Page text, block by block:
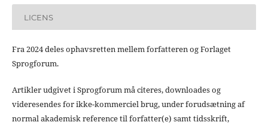
LICENS
Fra 2024 deles ophavsretten mellem forfatteren og Forlaget
Sprogforum.
Artikler udgivet i Sprogforum må citeres, downloades og
videresendes for ikke-kommerciel brug, under forudsætning af
normal akademisk reference til forfatter(e) samt tidsskrift,